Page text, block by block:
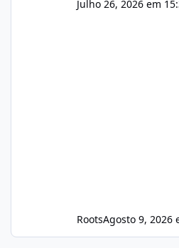
Julho 26, 2026 em
RootsAgosto 9, 2026